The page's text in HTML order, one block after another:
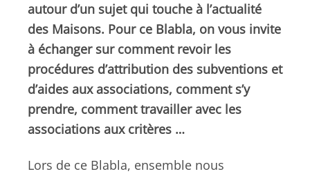
autour d’un sujet qui touche à l’actualité
des Maisons. Pour ce Blabla, on vous invite
à échanger sur comment revoir les
procédures d’attribution des subventions et
d’aides aux associations, comment s’y
prendre, comment travailler avec les
associations aux critères …
Lors de ce Blabla, ensemble nous